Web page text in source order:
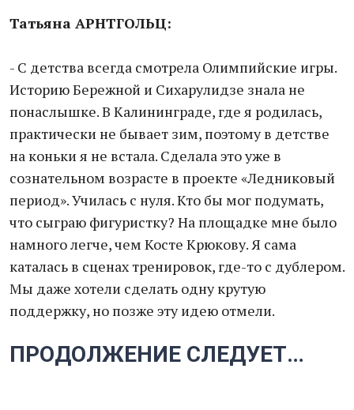
Татьяна АРНТГОЛЬЦ:
- С детства всегда смотрела Олимпийские игры.
Историю Бережной и Сихарулидзе знала не
понаслышке. В Калининграде, где я родилась,
практически не бывает зим, поэтому в детстве
на коньки я не встала. Сделала это уже в
сознательном возрасте в проекте «Ледниковый
период». Училась с нуля. Кто бы мог подумать,
что сыграю фигуристку? На площадке мне было
намного легче, чем Косте Крюкову. Я сама
каталась в сценах тренировок, где-то с дублером.
Мы даже хотели сделать одну крутую
поддержку, но позже эту идею отмели.
ПРОДОЛЖЕНИЕ СЛЕДУЕТ…